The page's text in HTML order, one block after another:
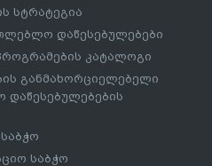
სტრატეგია
დაწესებულებები
კატალოგი
განმახორციელებელი
საბჭო